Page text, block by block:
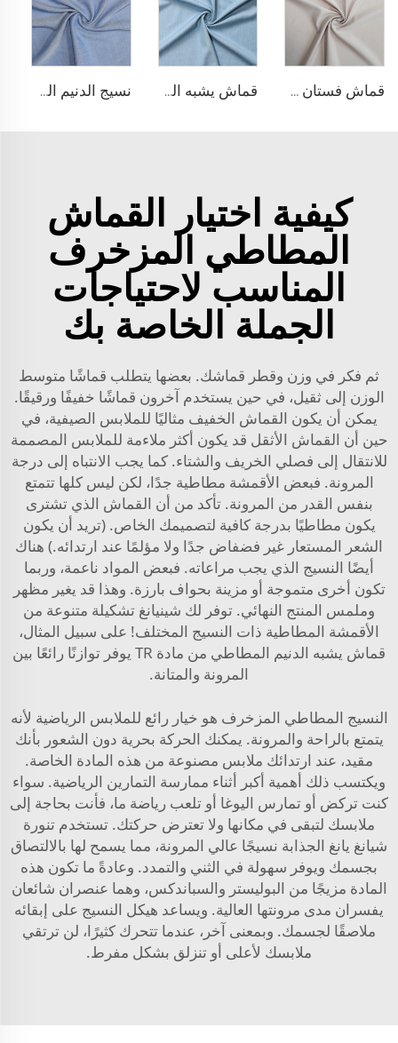
قماش فستان منسوج مزدوج من مادة TR قماش يشبه الدنيم من مادة TR نسيج الدنيم المشابه للبولي ليوسيل
كيفية اختيار القماش
المطاطي المزخرف
المناسب لاحتياجات
الجملة الخاصة بك
ثم فكر في وزن وقطر قماشك. بعضها يتطلب قماشًا متوسط
الوزن إلى ثقيل، في حين يستخدم آخرون قماشًا خفيفًا ورقيقًا.
يمكن أن يكون القماش الخفيف مثاليًا للملابس الصيفية، في
حين أن القماش الأثقل قد يكون أكثر ملاءمة للملابس المصممة
للانتقال إلى فصلي الخريف والشتاء. كما يجب الانتباه إلى درجة
المرونة. فبعض الأقمشة مطاطية جدًا، لكن ليس كلها تتمتع
بنفس القدر من المرونة. تأكد من أن القماش الذي تشترى
يكون مطاطيًا بدرجة كافية لتصميمك الخاص. (تريد أن يكون
الشعر المستعار غير فضفاض جدًا ولا مؤلمًا عند ارتدائه.) هناك
أيضًا النسيج الذي يجب مراعاته. فبعض المواد ناعمة، وربما
تكون أخرى متموجة أو مزينة بحواف بارزة. وهذا قد يغير مظهر
وملمس المنتج النهائي. توفر لك شينيانغ تشكيلة متنوعة من
الأقمشة المطاطية ذات النسيج المختلف! على سبيل المثال،
قماش يشبه الدنيم المطاطي من مادة TR
يوفر توازنًا رائعًا بين
المرونة والمتانة.
النسيج المطاطي المزخرف هو خيار رائع للملابس الرياضية لأنه
يتمتع بالراحة والمرونة. يمكنك الحركة بحرية دون الشعور بأنك
مقيد، عند ارتدائك ملابس مصنوعة من هذه المادة الخاصة.
ويكتسب ذلك أهمية أكبر أثناء ممارسة التمارين الرياضية. سواء
كنت تركض أو تمارس اليوغا أو تلعب رياضة ما، فأنت بحاجة إلى
ملابسك لتبقى في مكانها ولا تعترض حركتك. تستخدم تنورة
شيانغ يانغ الجذابة نسيجًا عالي المرونة، مما يسمح لها بالالتصاق
بجسمك ويوفر سهولة في الثني والتمدد. وعادةً ما تكون هذه
المادة مزيجًا من البوليستر والسباندكس، وهما عنصران شائعان
يفسران مدى مرونتها العالية. ويساعد هيكل النسيج على إبقائه
ملاصقًا لجسمك. وبمعنى آخر، عندما تتحرك كثيرًا، لن ترتقي
ملابسك لأعلى أو تنزلق بشكل مفرط.